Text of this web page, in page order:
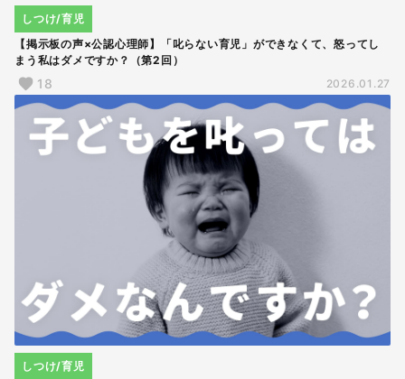
【掲示板の声×公認心理師】「叱らない育児」ができなくて、怒ってし
まう私はダメですか？（第2回）
しつけ/育児
18 2026.01.27
しつけ/育児